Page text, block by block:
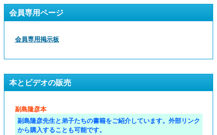
会員専用ページ
会員専用掲示板
本とビデオの販売
副島隆彦本
副島隆彦先生と弟子たちの書籍をご紹介しています。外部リンク
から購入することも可能です。